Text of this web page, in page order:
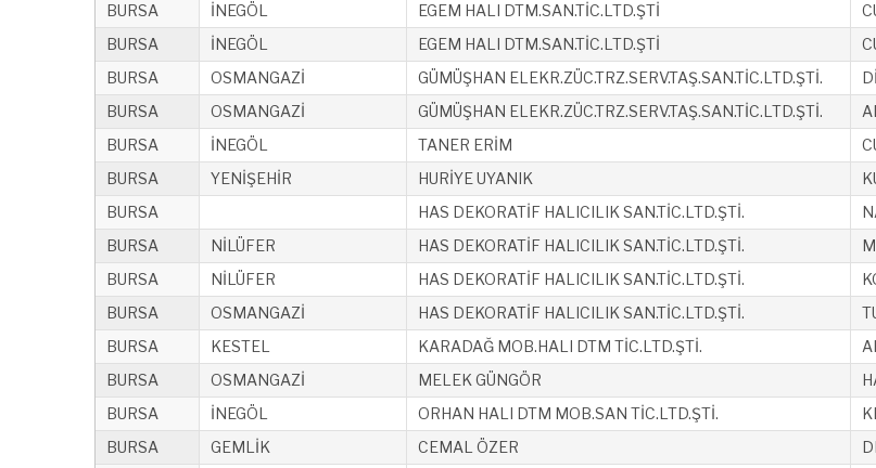
BURSA
İNEGÖL EGEM HALI DTM.SAN.TİC.LTD.ŞTİ
BURSA
İNEGÖL EGEM HALI DTM.SAN.TİC.LTD.ŞTİ
BURSA
OSMANGAZİ GÜMÜŞHAN ELEKR.ZÜC.TRZ.SERV.TAŞ.SAN.TİC.LTD.ŞTİ.
BURSA
OSMANGAZİ GÜMÜŞHAN ELEKR.ZÜC.TRZ.SERV.TAŞ.SAN.TİC.LTD.ŞTİ.
BURSA
İNEGÖL TANER ERİM
BURSA
YENİŞEHİR HURİYE UYANIK
BURSA
HAS DEKORATİF HALICILIK SAN.TİC.LTD.ŞTİ.
BURSA
NİLÜFER HAS DEKORATİF HALICILIK SAN.TİC.LTD.ŞTİ.
BURSA
NİLÜFER HAS DEKORATİF HALICILIK SAN.TİC.LTD.ŞTİ.
BURSA
OSMANGAZİ HAS DEKORATİF HALICILIK SAN.TİC.LTD.ŞTİ.
BURSA
KESTEL KARADAĞ MOB.HALI DTM TİC.LTD.ŞTİ.
BURSA
OSMANGAZİ MELEK GÜNGÖR
BURSA
İNEGÖL ORHAN HALI DTM MOB.SAN TİC.LTD.ŞTİ.
BURSA
GEMLİK CEMAL ÖZER